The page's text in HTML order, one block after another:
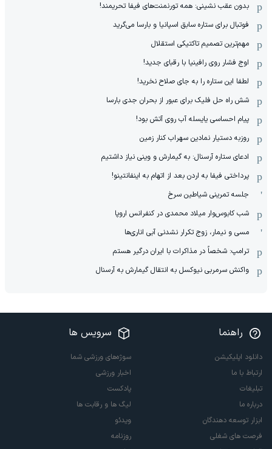
بدون عقب نشینی: همه تورنمنت‌های فیفا تحریمند!
فوتبال برای ستاره سابق اسپانیا و بارسا می‌گرید
مهم‌ترین تصمیم تاکتیکی استقلال
اوج فشار روی رافینیا با رقبای جدید!
لطفا این ستاره را به جای صلاح نخرید!
شش راه حل فلیک برای عبور از بحران جدی بارسا
پیام احساسی یایسله آب روی آتش بود!
روزبه دستیار نمادین سهراب کنار زمین
ادعای ستاره آرسنال: به گیمارش و وینی نیاز داشتیم
پرداختی فیفا به اردن بعد از اتهام به اینفانتینو!
جلسه تمرینی شیاطین سرخ
شب کابوس‌وار میلاد محمدی در کنفرانس اروپا
مسی و نیمار، زوج تکرار نشدنی آبی اناری‌ها
ترامپ: شخصاً در مذاکرات با ایران درگیر هستم
واکنش سرمربی نیوکسل به انتقال گیمارش به آرسنال
راهنما
دانلود اپلیکیشن
ارتباط با ما
تبلیغات
درباره ما
ابزار توسعه دهندگان
فرصت های شغلی
سرویس ها
سوژه‌های ورزشی شما
اخبار ورزشی
پادکست
لیگ ها و رقابت ها
ویدئو
روزنامه